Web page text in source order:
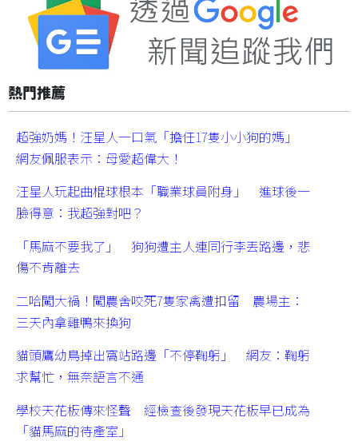
熱門推薦
超強奶媽！汪星人一口氣「擔任17隻小小狗的媽」
網友佩服表示：母愛超偉大！
汪星人玩起曲棍球根本「職業球員附身」 進球後一
臉得意：我超強對吧？
「馬麻不要我了」 狗狗遭主人連同行李丟路邊，悲
傷不肯離去
二哈闖大禍！闖農舍咬死7隻家禽遭扣留 農場主：
三天內拿雞鴨來換狗
貓頭鷹幼鳥掉出窩站路邊「不停鞠躬」 網友：鞠躬
求幫忙，無奈語言不通
學校天花板傳來怪聲 經檢查後發現天花板早已成為
「貓馬麻的待產室」